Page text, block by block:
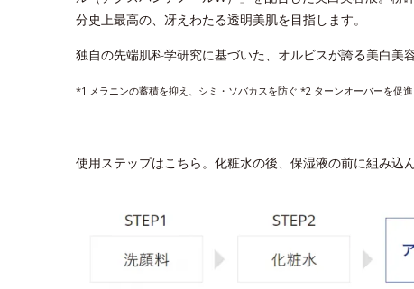
分史上最高の、冴えわたる透明美肌を目指します。
独自の先端肌科学研究に基づいた、オルビスが誇る美白美容
*1 メラニンの蓄積を抑え、シミ・ソバカスを防ぐ *2 ターンオーバーを促
使用ステップはこちら。化粧水の後、保湿液の前に組み込